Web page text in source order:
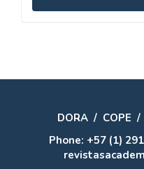
DORA / COPE /
Phone: +57 (1)